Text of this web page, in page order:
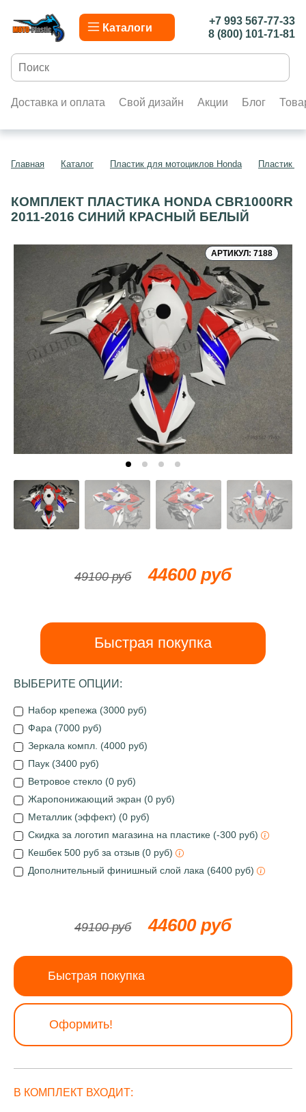
Каталоги
+7 993 567-77-33
8 (800) 101-71-81
Доставка и оплата Свой дизайн Акции Блог
Главная Каталог Пластик для мотоциклов Honda Пластик
КОМПЛЕКТ ПЛАСТИКА HONDA CBR1000RR
2011-2016 СИНИЙ КРАСНЫЙ БЕЛЫЙ
АРТИКУЛ: 7188
49100 руб 44600 руб
Быстрая покупка
ВЫБЕРИТЕ ОПЦИИ:
Набор крепежа (3000 руб)
Фара (7000 руб)
Зеркала компл. (4000 руб)
Паук (3400 руб)
Ветровое стекло (0 руб)
Жаропонижающий экран (0 руб)
Металлик (эффект) (0 руб)
Скидка за логотип магазина на пластике (-300 руб)
Кешбек 500 руб за отзыв (0 руб)
Дополнительный финишный слой лака (6400 руб)
49100 руб 44600 руб
Быстрая покупка
Оформить!
В КОМПЛЕКТ ВХОДИТ: